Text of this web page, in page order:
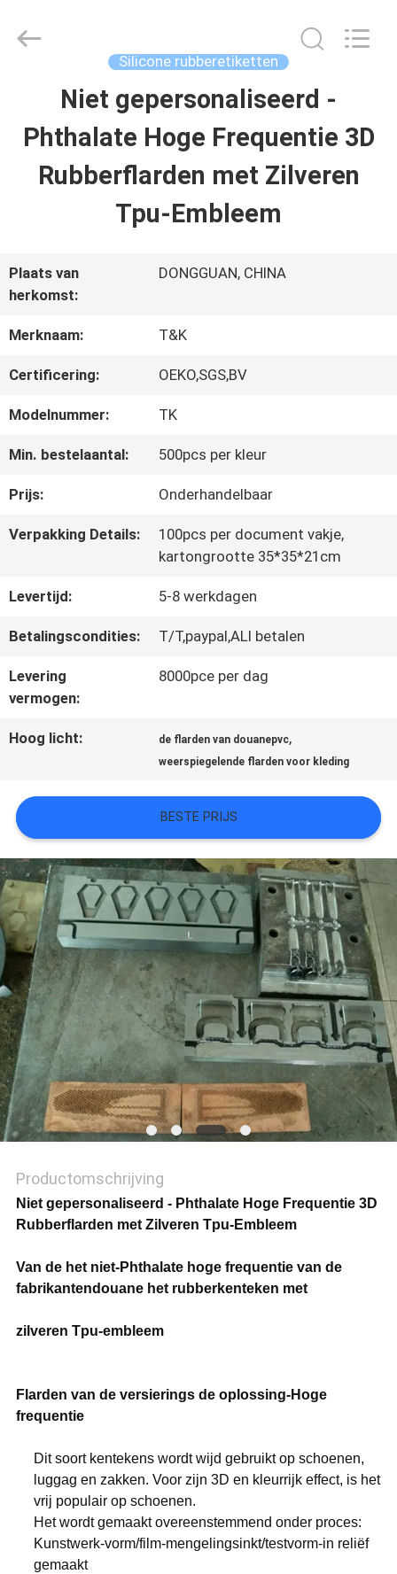
THUIS
PRODUCTEN
ONS
FABRIEKSREIS
CONTACTEER
ONS
ALLE
GEVALLEN
VR
SITEMAP
PRIVACYBELEID
Accessories
Co.,Ltd.
Silicone rubberetiketten
Niet gepersonaliseerd -
Phthalate Hoge Frequentie 3D
Rubberflarden met Zilveren
Tpu-Embleem
Plaats van
herkomst:
DONGGUAN, CHINA
Merknaam: T&K
Certificering: OEKO,SGS,BV
Modelnummer: TK
Min. bestelaantal: 500pcs per kleur
Prijs: Onderhandelbaar
Verpakking Details:
100pcs per document vakje,
kartongrootte 35*35*21cm
Levertijd: 5-8 werkdagen
Betalingscondities: T/T,paypal,ALI betalen
Levering
vermogen:
8000pce per dag
Hoog licht: de flarden van douanepvc,
weerspiegelende flarden voor kleding
BESTE PRIJS
Productomschrijving
Niet gepersonaliseerd - Phthalate Hoge Frequentie 3D
Rubberflarden met Zilveren Tpu-Embleem
Van de het niet-Phthalate hoge frequentie van de
fabrikantendouane het rubberkenteken met
zilveren Tpu-embleem
Flarden van de versierings de oplossing-Hoge
frequentie
Dit soort kentekens wordt wijd gebruikt op schoenen,
luggag en zakken. Voor zijn 3D en kleurrijk effect, is het
vrij populair op schoenen.
Het wordt gemaakt overeenstemmend onder proces:
Kunstwerk-vorm/film-mengelingsinkt/testvorm-in reliëf
gemaakt